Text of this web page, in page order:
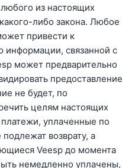
из настоящих
либо закона. Любое
привести к
информации, связанной с
может предварительно
предоставление
не будет, по
целям настоящих
платежи, уплаченные по
возврату, а
Veesp до момента
немедленно уплачены,